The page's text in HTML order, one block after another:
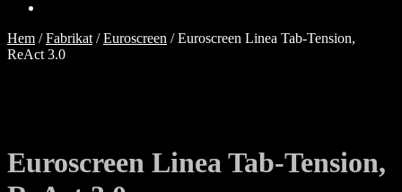
Hem /Fabrikat /Euroscreen /Euroscreen Linea Tab-Tension,
ReAct 3.0
Euroscreen Linea Tab-Tension,